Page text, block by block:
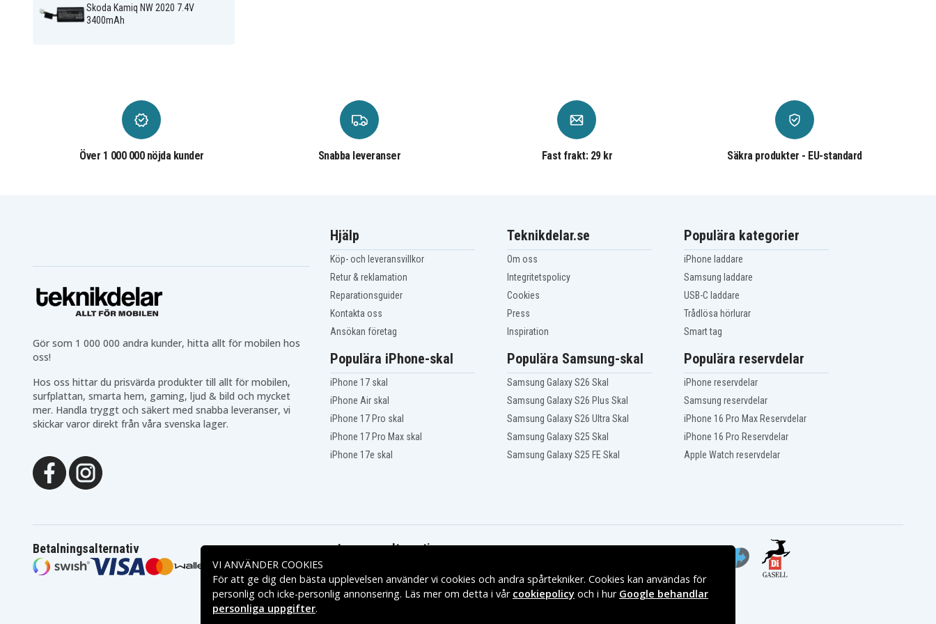
Skoda Kamiq NW 2020 7.4V
3400mAh
Över 1 000 000 nöjda kunder Snabba leveranser Fast frakt: 29 kr Säkra produkter - EU-standard
Gör som 1 000 000 andra kunder, hitta allt för mobilen hos
oss!
Hos oss hittar du prisvärda produkter till allt för mobilen,
surfplattan, smarta hem, gaming, ljud & bild och mycket
mer. Handla tryggt och säkert med snabba leveranser, vi
skickar varor direkt från våra svenska lager.
Hjälp
Köp- och leveransvillkor
Retur & reklamation
Reparationsguider
Kontakta oss
Ansökan företag
Teknikdelar.se
Om oss
Integritetspolicy
Cookies
Press
Inspiration
Populära kategorier
iPhone laddare
Samsung laddare
USB-C laddare
Trådlösa hörlurar
Smart tag
Populära iPhone-skal
iPhone 17 skal
iPhone Air skal
iPhone 17 Pro skal
iPhone 17 Pro Max skal
iPhone 17e skal
Populära Samsung-skal
Samsung Galaxy S26 Skal
Samsung Galaxy S26 Plus Skal
Samsung Galaxy S26 Ultra Skal
Samsung Galaxy S25 Skal
Samsung Galaxy S25 FE Skal
Populära reservdelar
iPhone reservdelar
Samsung reservdelar
iPhone 16 Pro Max Reservdelar
iPhone 16 Pro Reservdelar
Apple Watch reservdelar
Betalningsalternativ Leveransalternativ
VI ANVÄNDER COOKIES
För att ge dig den bästa upplevelsen använder vi cookies och andra spårtekniker. Cookies kan användas för
personlig och icke-personlig annonsering. Läs mer om detta i vår cookiepolicy och i hur Google behandlar
personliga uppgifter.